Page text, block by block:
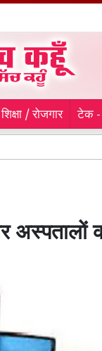
शिक्षा / रोजगार टेक -
अस्पतालों